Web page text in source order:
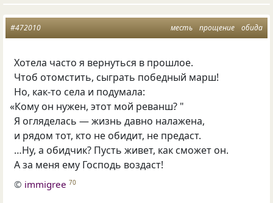
месть прощение обида
#472010
Хотела часто я вернуться в прошлое.
Чтоб отомстить, сыграть победный марш!
Но, как-то села и подумала:
«Кому он нужен, этот мой реванш? "
Я огляделась — жизнь давно налажена,
и рядом тот, кто не обидит, не предаст.
…Ну, а обидчик? Пусть живет, как сможет он.
А за меня ему Господь воздаст!
© immigree 70